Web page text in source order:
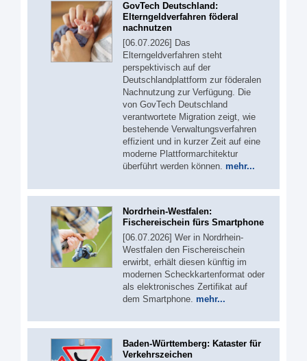
GovTech Deutschland:
Elterngeldverfahren föderal
nachnutzen
[06.07.2026] Das
Elterngeldverfahren steht
perspektivisch auf der
Deutschlandplattform zur föderalen
Nachnutzung zur Verfügung. Die
von GovTech Deutschland
verantwortete Migration zeigt, wie
bestehende Verwaltungsverfahren
effizient und in kurzer Zeit auf eine
moderne Plattformarchitektur
überführt werden können. mehr...
Nordrhein-Westfalen:
Fischereischein fürs Smartphone
[06.07.2026] Wer in Nordrhein-
Westfalen den Fischereischein
erwirbt, erhält diesen künftig im
modernen Scheckkartenformat oder
als elektronisches Zertifikat auf
dem Smartphone. mehr...
Baden-Württemberg: Kataster für
Verkehrszeichen